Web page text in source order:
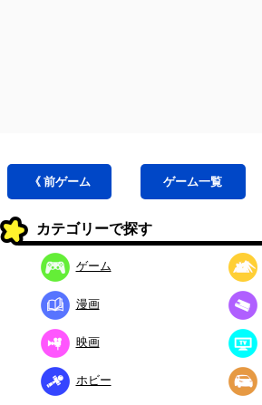
《 前ゲーム ゲーム一覧
カテゴリーで探す
ゲーム
漫画
映画
ホビー